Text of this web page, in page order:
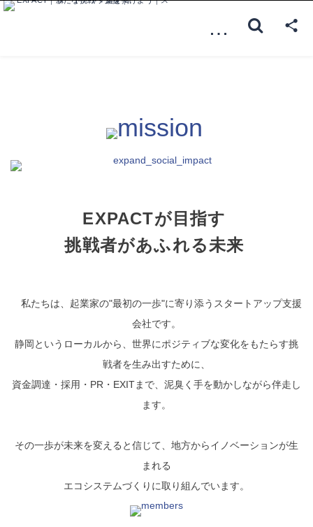
…
EXPACTが目指す
挑戦者があふれる未来
私たちは、起業家の"最初の一歩"に寄り添うスタートアップ支援
会社です。
静岡というローカルから、世界にポジティブな変化をもたらす挑
戦者を生み出すために、
資金調達・採用・PR・EXITまで、泥臭く手を動かしながら伴走し
ます。
その一歩が未来を変えると信じて、地方からイノベーションが生
まれる
エコシステムづくりに取り組んでいます。